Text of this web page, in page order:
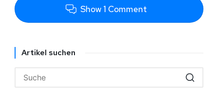
Show 1 Comment
Artikel suchen